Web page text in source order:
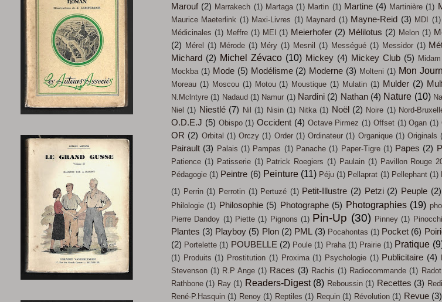
Marouf (2) Marrakech (1) Martaga (1) Martin (1) Martine (4) Martinière (1)
Maurice Maeterlink (1) Maxi-Livres (1) Maynard (1) Mayne-Reid (3) MDI (1)
Médicinales (1) Meffre (1) MEI (1) Meierhofer (2) Mélilotus (2) Melon (1)
(2) Mérel (1) Mérode (1) Méry (1) Mesnil (1) Mességué (1) Messidor (1)
Michard (2) Michel Zévaco (10) Mickey (4) Mickey Club (5) Midam
Mockba (1) Mode (5) Modélisme (2) Moderne (3) Molteni (1) Mon
Moreau (1) Moscou (1) Motou (1) Moustique (1) Mulatin (1) Mulder (2)
N.Mclntyre (1) Nadaud (1) Namur (1) Nardini (2) Nathan (4) Nature (10)
Niel (1) Niestlé (7) Nil (1) Nisin (1) Nitka (1) Noël (2) Noire (1) Nord-
O.D.E.J (5) Obispo (1) Occident (4) Octave Pirmez (1) Offset (1) Ogan (1)
OR (2) Orbital (1) Orczy (1) Order (1) Ordinateur (1) Organique (1) Originals
Pairault (3) Palais (1) Pampas (1) Panache (1) Paper-Tigre (1) Papes (2)
Patience (1) Patisserie (1) Patrick Roegiers (1) Paulain (1) Pavillon Rouge
Pédagogie (1) Peintre (6) Peinture (11) Péju (1) Pellaprat (1) Pellephant (1)
(1) Perrin (1) Perrotin (1) Pertuzé (1) Petit-Illustre (2) Petzi (2) Peuple (2)
Philologie (1) Philosophie (5) Photographe (5) Photographies (19)
Pierre Dandoy (1) Piette (1) Pignons (1) Pin-Up (30) Pinney (1)
Plantes (3) Playboy (5) Plon (2) PML (3) Pocahontas (1) Pocket (6)
(2) Portelette (1) POUBELLE (2) Poule (1) Praha (1) Prairie (1) Pratique
(1) Produits (1) Prostitution (1) Proxima (1) Psychologie (1) Publicitaire (4)
Stevenson (1) R.P Ange (1) Races (3) Rachis (1) Radiocommande (1) Radot
Rathbone (1) Ray (1) Readers-Digest (8) Reboussin (1) Recettes (3)
René-P.Hasquin (1) Renoy (1) Reptiles (1) Requin (1) Révolution (1) Revue (3)